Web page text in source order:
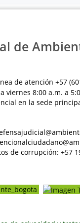
de
de atención +57
viernes 8:00 a.m. a
en la sede
de corrupción: +57